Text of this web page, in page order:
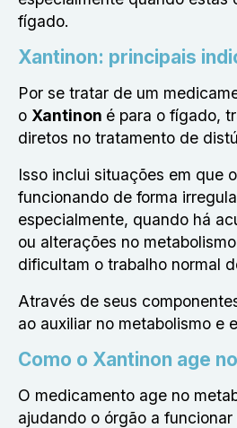
fígado.
Xantinon: principais
Por se tratar de um
o Xantinon é para o fígado,
diretos no tratamento de
Isso inclui situações em que
funcionando de forma
especialmente, quando há
ou alterações no
dificultam o trabalho normal
Através de seus
ao auxiliar no metabolismo e
Como o Xantinon age
O medicamento age no
ajudando o órgão a funcionar